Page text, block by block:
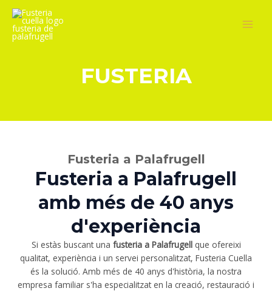
contenido
FUSTERIA
Fusteria a Palafrugell
Fusteria a Palafrugell
amb més de 40 anys
d'experiència
Si estàs buscant una fusteria a Palafrugellque ofereixi
qualitat, experiència i un servei personalitzat, Fusteria Cuella
és la solució. Amb més de 40 anys d'història, la nostra
empresa familiar s'ha especialitzat en la creació, restauració i